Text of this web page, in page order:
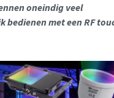
oneindig veel
bedienen met een RF